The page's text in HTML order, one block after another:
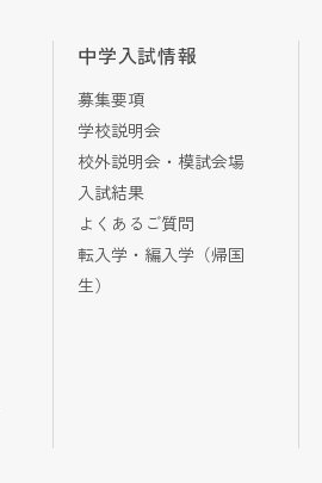
中学入試情報
募集要項
学校説明会
校外説明会・模試会場
入試結果
よくあるご質問
転入学・編入学（帰国
生）